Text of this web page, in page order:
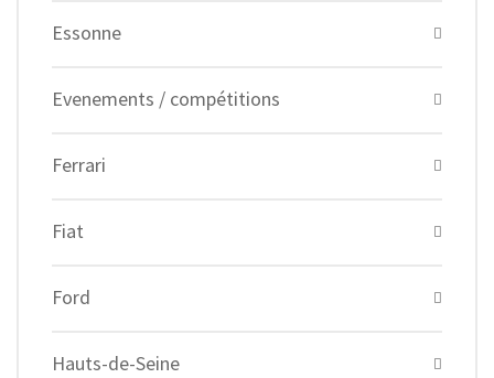
Essonne
Evenements / compétitions
Ferrari
Fiat
Ford
Hauts-de-Seine